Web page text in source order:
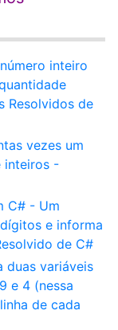
inteiro
Resolvidos de
vezes um
inteiros -
C# - Um
e informa
de C#
duas variáveis
e 4 (nessa
de cada